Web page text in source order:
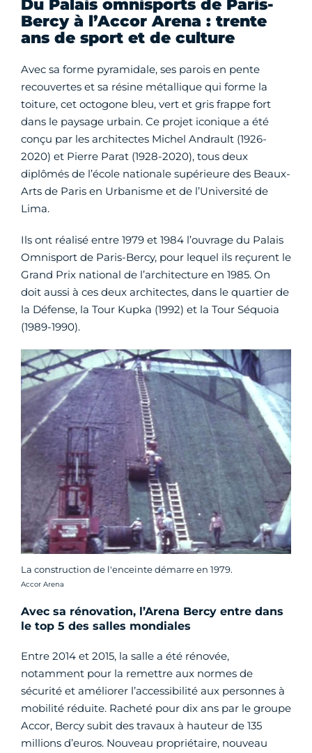
Du Palais omnisports de Paris-
Bercy à l’Accor Arena : trente
ans de sport et de culture
Avec sa forme pyramidale, ses parois en pente
recouvertes et sa résine métallique qui forme la
toiture, cet octogone bleu, vert et gris frappe fort
dans le paysage urbain. Ce projet iconique a été
conçu par les architectes Michel Andrault (1926-
2020) et Pierre Parat (1928-2020), tous deux
diplômés de l’école nationale supérieure des Beaux-
Arts de Paris en Urbanisme et de l’Université de
Lima.
Ils ont réalisé entre 1979 et 1984 l’ouvrage du Palais
Omnisport de Paris-Bercy, pour lequel ils reçurent le
Grand Prix national de l’architecture en 1985. On
doit aussi à ces deux architectes, dans le quartier de
la Défense, la Tour Kupka (1992) et la Tour Séquoia
(1989-1990).
La construction de l'enceinte démarre en 1979.
Crédit photo :
Accor Arena
Avec sa rénovation, l’Arena Bercy entre dans
le top 5 des salles mondiales
Entre 2014 et 2015, la salle a été rénovée,
notamment pour la remettre aux normes de
sécurité et améliorer l’accessibilité aux personnes à
mobilité réduite. Racheté pour dix ans par le groupe
Accor, Bercy subit des travaux à hauteur de 135
millions d’euros. Nouveau propriétaire, nouveau